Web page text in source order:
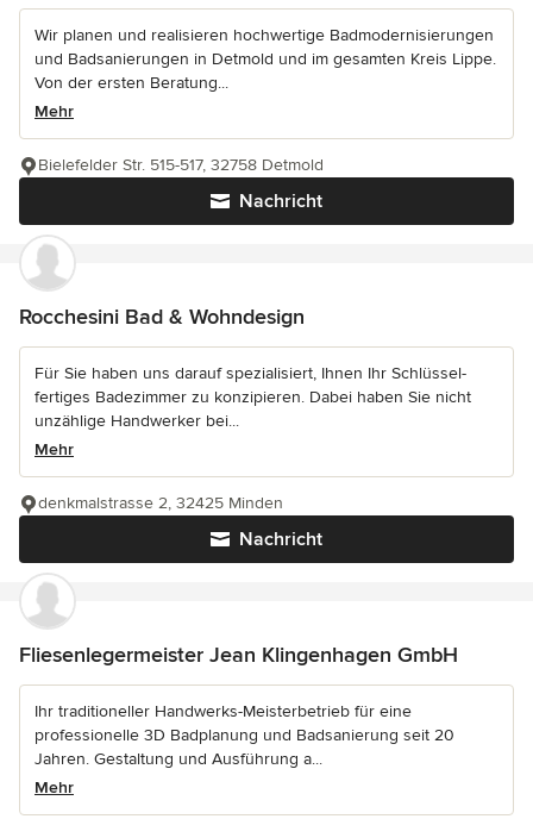
Wir planen und realisieren hochwertige Badmodernisierungen
und Badsanierungen in Detmold und im gesamten Kreis Lippe.
Von der ersten Beratung...
Mehr
Nachricht
Bielefelder Str. 515-517, 32758 Detmold
Rocchesini Bad & Wohndesign
Für Sie haben uns darauf spezialisiert, Ihnen Ihr Schlüssel-
fertiges Badezimmer zu konzipieren. Dabei haben Sie nicht
unzählige Handwerker bei...
Mehr
Nachricht
denkmalstrasse 2, 32425 Minden
Fliesenlegermeister Jean Klingenhagen GmbH
Ihr traditioneller Handwerks-Meisterbetrieb für eine
professionelle 3D Badplanung und Badsanierung seit 20
Jahren. Gestaltung und Ausführung a...
Mehr